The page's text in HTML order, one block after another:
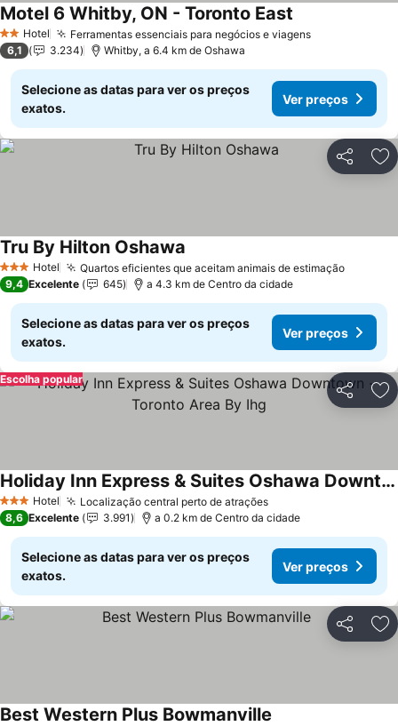
2 Estrelas
Hotel Ferramentas essenciais para negócios e viagens
Motel 6 Whitby, ON - Toronto East
6,1 3.234 Whitby, a 6.4 km de Oshawa
Selecione as datas para ver os preços
exatos.
Ver preços
Partilhar
3 EstrelasHotel Quartos eficientes que aceitam animais de estimação
Tru By Hilton Oshawa
9,4 Excelente 645 a 4.3 km de Centro da cidade
Selecione as datas para ver os preços
exatos.
Ver preços
Partilhar
Escolha popular
3 EstrelasHotel Localização central perto de atrações
Holiday Inn Express & Suites Oshawa Downtown - Toronto Area By Ihg
8,6 Excelente 3.991 a 0.2 km de Centro da cidade
Selecione as datas para ver os preços
exatos.
Ver preços
Partilhar
Best Western Plus Bowmanville